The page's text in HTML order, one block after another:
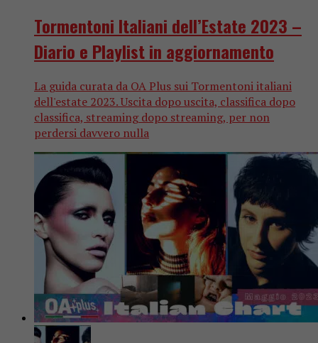
Tormentoni Italiani dell’Estate 2023 –
Diario e Playlist in aggiornamento
La guida curata da OA Plus sui Tormentoni italiani
dell'estate 2023. Uscita dopo uscita, classifica dopo
classifica, streaming dopo streaming, per non
perdersi davvero nulla